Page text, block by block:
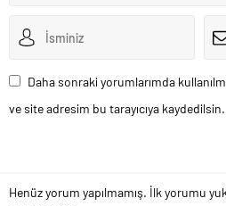
Daha sonraki yorumlarımda
ve site adresim bu tarayıcıya kaydedilsin.
Henüz yorum yapılmamış. İlk yorumu